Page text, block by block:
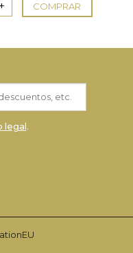
COMPRAR
legal.